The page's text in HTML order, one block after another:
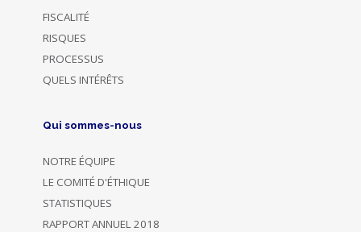
FISCALITÉ
RISQUES
PROCESSUS
QUELS INTÉRÊTS
Qui sommes-nous
NOTRE ÉQUIPE
LE COMITÉ D'ÉTHIQUE
STATISTIQUES
RAPPORT ANNUEL 2018